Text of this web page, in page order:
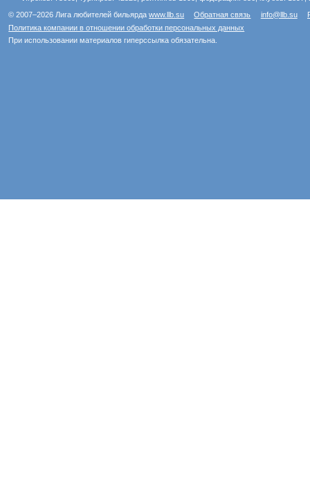
© 2007–2026 Лига любителей бильярдаwww.llb.su Обратная связь info@llb.su
Политика компании в отношении обработки персональных данных
При использовании материалов гиперссылка обязательна.